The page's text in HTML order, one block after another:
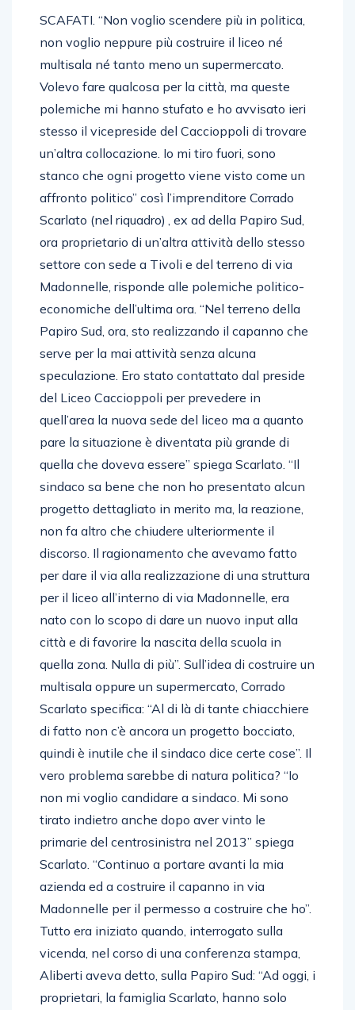
SCAFATI. “Non voglio scendere più in politica,
non voglio neppure più costruire il liceo né
multisala né tanto meno un supermercato.
Volevo fare qualcosa per la città, ma queste
polemiche mi hanno stufato e ho avvisato ieri
stesso il vicepreside del Caccioppoli di trovare
un’altra collocazione. Io mi tiro fuori, sono
stanco che ogni progetto viene visto come un
affronto politico” così l’imprenditore Corrado
Scarlato (nel riquadro) , ex ad della Papiro Sud,
ora proprietario di un’altra attività dello stesso
settore con sede a Tivoli e del terreno di via
Madonnelle, risponde alle polemiche politico-
economiche dell’ultima ora. “Nel terreno della
Papiro Sud, ora, sto realizzando il capanno che
serve per la mai attività senza alcuna
speculazione. Ero stato contattato dal preside
del Liceo Caccioppoli per prevedere in
quell’area la nuova sede del liceo ma a quanto
pare la situazione è diventata più grande di
quella che doveva essere” spiega Scarlato. “Il
sindaco sa bene che non ho presentato alcun
progetto dettagliato in merito ma, la reazione,
non fa altro che chiudere ulteriormente il
discorso. Il ragionamento che avevamo fatto
per dare il via alla realizzazione di una struttura
per il liceo all’interno di via Madonnelle, era
nato con lo scopo di dare un nuovo input alla
città e di favorire la nascita della scuola in
quella zona. Nulla di più”. Sull’idea di costruire un
multisala oppure un supermercato, Corrado
Scarlato specifica: “Al di là di tante chiacchiere
di fatto non c’è ancora un progetto bocciato,
quindi è inutile che il sindaco dice certe cose”. Il
vero problema sarebbe di natura politica? “Io
non mi voglio candidare a sindaco. Mi sono
tirato indietro anche dopo aver vinto le
primarie del centrosinistra nel 2013” spiega
Scarlato. “Continuo a portare avanti la mia
azienda ed a costruire il capanno in via
Madonnelle per il permesso a costruire che ho”.
Tutto era iniziato quando, interrogato sulla
vicenda, nel corso di una conferenza stampa,
Aliberti aveva detto, sulla Papiro Sud: “Ad oggi, i
proprietari, la famiglia Scarlato, hanno solo